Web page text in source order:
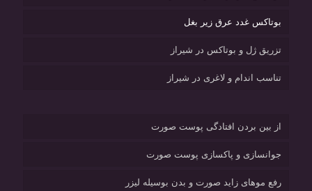
بوتاکس غدد عرق زیر بغل
تزریق ژل و بوتاکس در شیراز
تناسب اندام و لاغری در شیراز
از بین بردن افتادگی پوست صورت
جوانسازی و پاکسازی پوست صورت
رفع موهای زاید صورت و بدن بوسیله لیزر